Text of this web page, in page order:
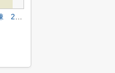
日野市日野本町３丁目 全３棟 2号棟 仲介手数料無料